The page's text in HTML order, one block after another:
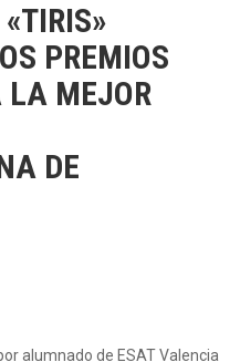
PREMIOS
LA MEJOR
DE
alumnado de ESAT Valencia